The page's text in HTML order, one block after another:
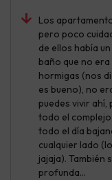
Los
pero poco
de ellos había
baño que no
hormigas (nos
es bueno), no
puedes vivir ahí,
todo el
todo el día
cualquier lado
jajaja). También
profunda...